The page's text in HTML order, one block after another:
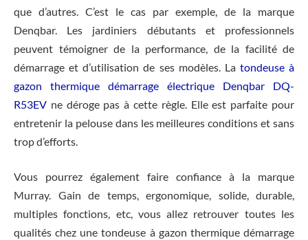
que d’autres. C’est le cas par exemple, de la marque
Denqbar. Les jardiniers débutants et professionnels
peuvent témoigner de la performance, de la facilité de
démarrage et d’utilisation de ses modèles. La tondeuse à
gazon thermique démarrage électrique Denqbar DQ-
R53EV ne déroge pas à cette règle. Elle est parfaite pour
entretenir la pelouse dans les meilleures conditions et sans
trop d’efforts.
Vous pourrez également faire confiance à la marque
Murray. Gain de temps, ergonomique, solide, durable,
multiples fonctions, etc, vous allez retrouver toutes les
qualités chez une tondeuse à gazon thermique démarrage